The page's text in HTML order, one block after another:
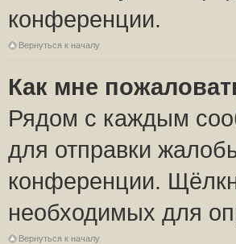
конференции.
Вернуться к началу
Как мне
Рядом с каждым
для отправки
конференции.
необходимых для
Вернуться к началу